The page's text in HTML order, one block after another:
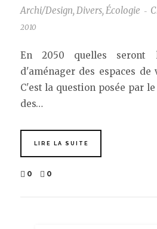
Archi/Design, Divers, Écologie -
2010
En 2050 quelles seront
d'aménager des espaces de
C'est la question posée par
des…
LIRE LA SUITE
0 0